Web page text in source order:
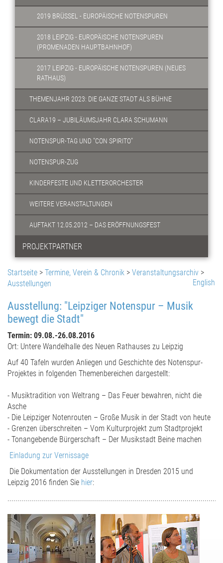
2019 BRÜSSEL - EUROPÄISCHE NOTENSPUREN
2018 LEIPZIG - EUROPÄISCHE NOTENSPUREN
(PROMENADEN HAUPTBAHNHOF)
2017 LEIPZIG - EUROPÄISCHE NOTENSPUREN (NEUES
RATHAUS)
THEMENJAHR 2023: DIE GANZE STADT ALS BÜHNE
CLARA19 – JUBILÄUMSJAHR CLARA SCHUMANN
NOTENSPUR-TAG UND "CON SPIRITO"
NOTENSPUR-ZUG
KINDERFESTE UND KLETTERORCHESTER
WEITERE VERANSTALTUNGEN
AUFTAKT 12.05.2012 – DAS ERÖFFNUNGSFEST
PROJEKTPARTNER
Startseite > Termine, Verein & Chronik > Veranstaltungsarchiv >
Ausstellungen
English
Ausstellung: "Leipziger Notenspur – Musik
bewegt die Stadt"
Termin: 09.08.-26.08.2016
Ort: Untere Wandelhalle des Neuen Rathauses zu Leipzig
Auf 40 Tafeln wurden Anliegen und Geschichte des Notenspur-
Projektes in folgenden Themenbereichen dargestellt:
- Musiktradition von Weltrang – Das Feuer bewahren, nicht die
Asche
- Die Leipziger Notenrouten – Große Musik in der Stadt von heute
- Grenzen überschreiten – Vom Kulturprojekt zum Stadtprojekt
- Tonangebende Bürgerschaft – Der Musikstadt Beine machen
Einladung zur Vernissage
Die Dokumentation der Ausstellungen in Dresden 2015 und
Leipzig 2016 finden Sie hier: